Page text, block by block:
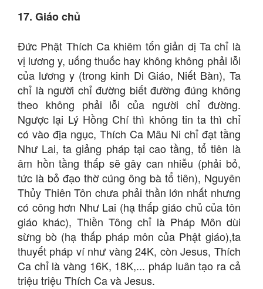
17. Giáo chủ
Đức Phật Thích Ca khiêm tốn giản dị Ta chỉ là
vị lương y, uống thuốc hay không không phải lỗi
của lương y (trong kinh Di Giáo, Niết Bàn), Ta
chỉ là người chỉ đường biết đường đúng không
theo không phải lỗi của người chỉ đường.
Ngược lại Lý Hồng Chí thì không tin ta thì chỉ
có vào địa ngục, Thích Ca Mâu Ni chỉ đạt tầng
Như Lai, ta giảng pháp tại cao tầng, tổ tiên là
âm hồn tầng thấp sẽ gây can nhiễu (phải bỏ,
tức là bỏ đạo thờ cúng ông bà tổ tiên), Nguyên
Thủy Thiên Tôn chưa phải thần lớn nhất nhưng
có công hơn Như Lai (hạ thấp giáo chủ của tôn
giáo khác), Thiền Tông chỉ là Pháp Môn dùi
sừng bò (hạ thấp pháp môn của Phật giáo),ta
thuyết pháp ví như vàng 24K, còn Jesus, Thích
Ca chỉ là vàng 16K, 18K,... pháp luân tạo ra cả
triệu triệu Thích Ca và Jesus.